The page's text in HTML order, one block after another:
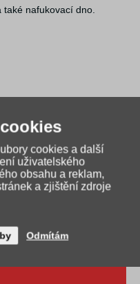
také nafukovací dno.
vybrat školní
cookies a další
uživatelského
obsahu a reklam,
a zjištění zdroje
Odmítám